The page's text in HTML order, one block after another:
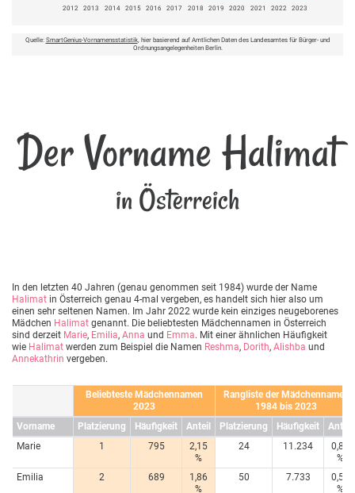
2012 2013 2014 2015 2016 2017 2018 2019 2020 2021 2022 2023
Quelle: SmartGenius-Vornamensstatistik, hier basierend auf Amtlichen Daten des Landesamtes für Bürger- und
Ordnungsangelegenheiten Berlin.
Der Vorname Halimat
in Österreich
In den letzten 40 Jahren (genau genommen seit 1984) wurde der Name
Halimat in Österreich genau 4-mal vergeben, es handelt sich hier also um
einen sehr seltenen Namen. Im Jahr 2022 wurde kein einziges neugeborenes
Mädchen Halimat genannt. Die beliebtesten Mädchennamen in Österreich
sind derzeit Marie, Emilia, Anna und Emma. Mit einer ähnlichen Häufigkeit
wie Halimat werden zum Beispiel die Namen Reshma, Dorith, Alishba und
Annekathrin vergeben.
Beliebteste Mädchennamen
2023
Rangliste der Mädchennamen
1984 bis 2023
Vorname
Platzierung Häufigkeit Anteil Platzierung Häufigkeit
Anteil
Marie
1 795
2,15
%
24 11.234
0,80
%
Emilia
2 689
1,86
%
50 7.733
0,55
%